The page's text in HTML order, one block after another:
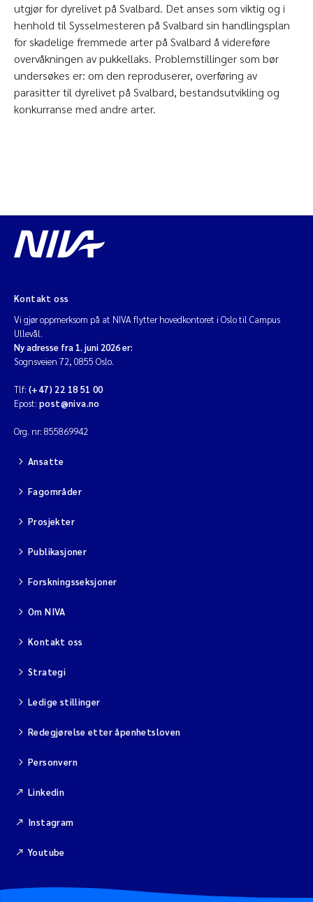
utgjør for dyrelivet på Svalbard. Det anses som viktig og i
henhold til Sysselmesteren på Svalbard sin handlingsplan
for skadelige fremmede arter på Svalbard å videreføre
overvåkningen av pukkellaks. Problemstillinger som bør
undersøkes er: om den reproduserer, overføring av
parasitter til dyrelivet på Svalbard, bestandsutvikling og
konkurranse med andre arter.
Kontakt oss
Vi gjør oppmerksom på at NIVA flytter hovedkontoret i Oslo til Campus
Ullevål.
Ny adresse fra 1. juni 2026 er:
Sognsveien 72, 0855 Oslo.
Tlf: (+47) 22 18 51 00
Epost: post@niva.no
Org. nr: 855869942
Ansatte
Fagområder
Prosjekter
Publikasjoner
Forskningsseksjoner
Om NIVA
Kontakt oss
Strategi
Ledige stillinger
Redegjørelse etter åpenhetsloven
Personvern
Linkedin
Instagram
Youtube